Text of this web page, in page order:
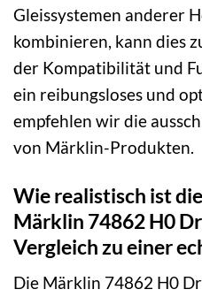
Gleissystemen anderer
kombinieren, kann dies
der Kompatibilität und
ein reibungsloses und
empfehlen wir die
von Märklin-Produkten.
Wie realistisch ist
Märklin 74862 H0
Vergleich zu einer
Die Märklin 74862 H0